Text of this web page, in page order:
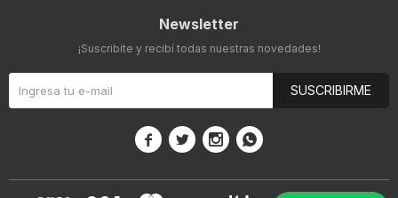
Newsletter
¡Suscribite y recibí todas nuestras novedades!
SUSCRIBIRME
   